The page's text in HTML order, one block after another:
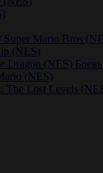
Mario Bros
(NES)
(NES)